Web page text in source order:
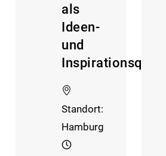
als
Ideen-
und
Inspirationsquelle
Standort:
Hamburg